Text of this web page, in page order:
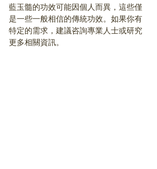
藍玉髓的功效可能因個人而異，這些僅
是一些一般相信的傳統功效。如果你有
特定的需求，建議咨詢專業人士或研究
更多相關資訊。